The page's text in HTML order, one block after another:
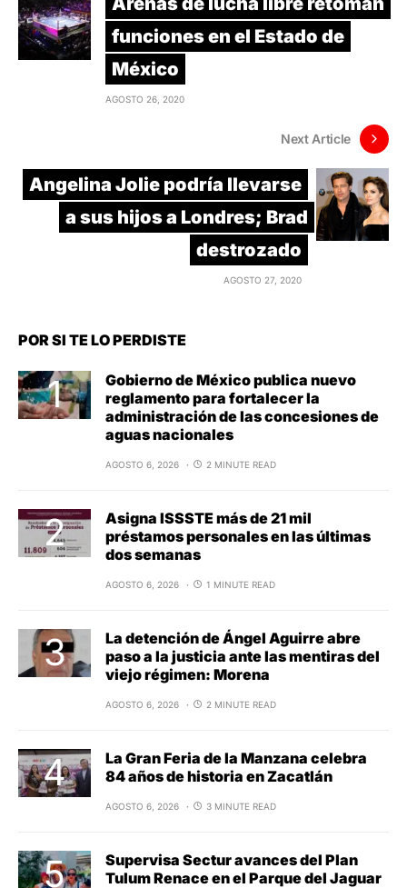
funciones en el Estado de
México
AGOSTO 26, 2020
Next Article
Angelina Jolie podría llevarse
a sus hijos a Londres; Brad
destrozado
AGOSTO 27, 2020
POR SI TE LO PERDISTE
Gobierno de México publica nuevo
reglamento para fortalecer la
administración de las concesiones de
aguas nacionales
AGOSTO 6, 2026 2 MINUTE READ
Asigna ISSSTE más de 21 mil
préstamos personales en las últimas
dos semanas
AGOSTO 6, 2026 1 MINUTE READ
La detención de Ángel Aguirre abre
paso a la justicia ante las mentiras del
viejo régimen: Morena
AGOSTO 6, 2026 2 MINUTE READ
La Gran Feria de la Manzana celebra
84 años de historia en Zacatlán
AGOSTO 6, 2026 3 MINUTE READ
Supervisa Sectur avances del Plan
Tulum Renace en el Parque del Jaguar